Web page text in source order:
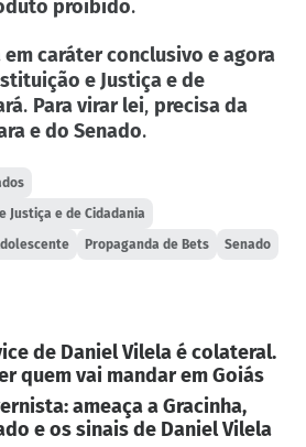
proibido.
caráter conclusivo e agora
e Justiça e de
. Para virar lei, precisa da
e do Senado.
Justiça e de Cidadania
Propaganda de Bets Senado
de Daniel Vilela é colateral.
quem vai mandar em Goiás
ameaça a Gracinha,
e os sinais de Daniel Vilela